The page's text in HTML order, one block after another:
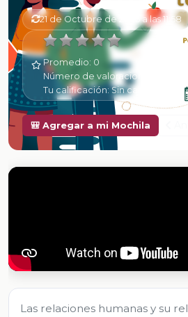
21 de Octubre de 2025 a las 11:58
Promedio: 0
Número de valoraciones:
Tu calificación:Sin calificar
🎒 Agregar a mi Mochila
Las relaciones humanas y su